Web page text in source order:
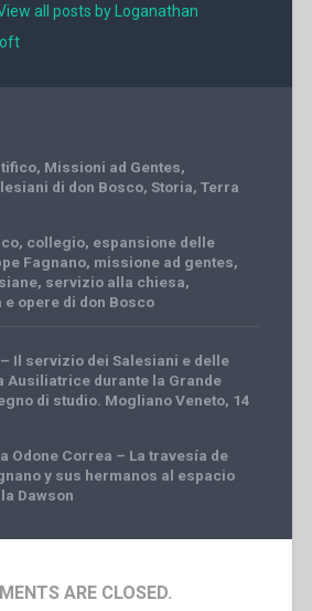
all posts by Loganathan
, Missioni ad Gentes,
di don Bosco, Storia, Terra
, collegio, espansione delle
Fagnano, missione ad gentes,
, servizio alla chiesa,
e opere di don Bosco
Il servizio dei Salesiani e delle
Ausiliatrice durante la Grande
di studio. Mogliano Veneto, 14
Odone Correa – La travesía de
y sus hermanos al espacio
Dawson
ARE CLOSED.